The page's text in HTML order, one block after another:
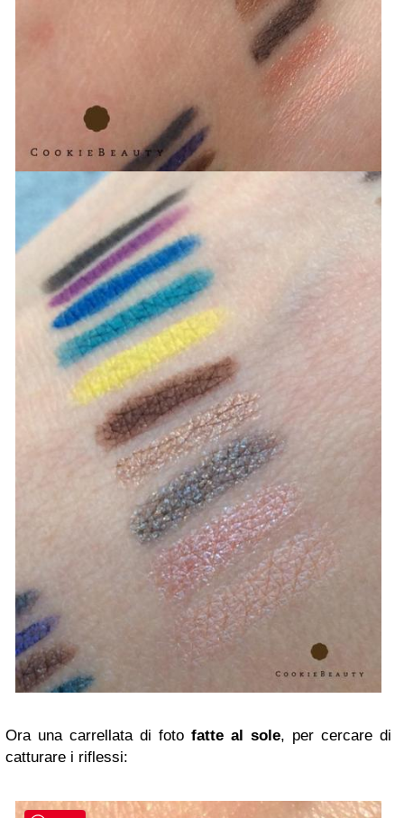
Ora una carrellata di foto fatte al sole, per cercare di
catturare i riflessi: